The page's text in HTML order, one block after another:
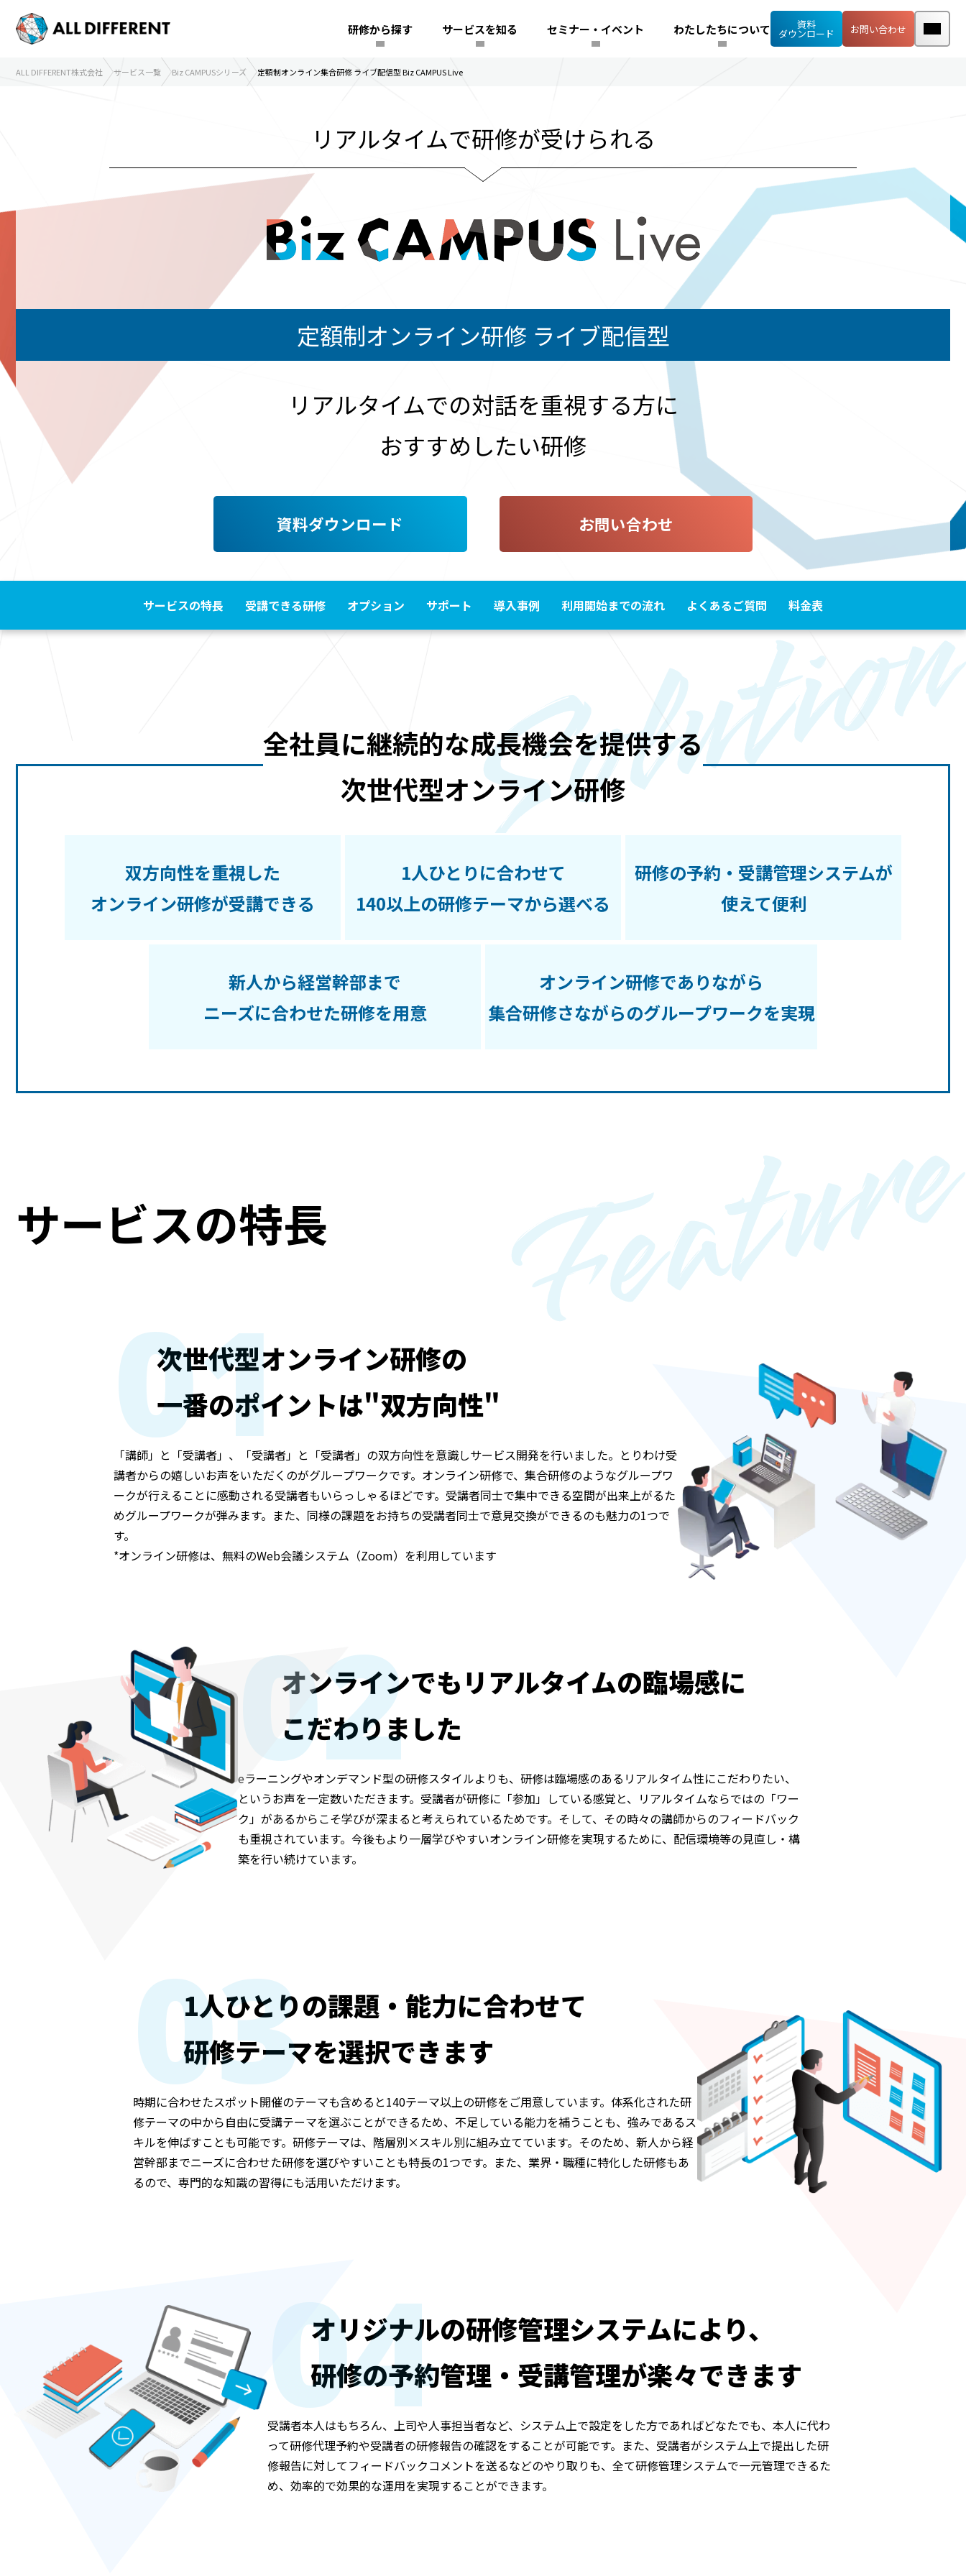
研修から探す サービスを知る セミナー・イベント わたしたちについて 資料
ダウンロード お問い合わせ
ALL DIFFERENT株式会社 サービス一覧 Biz CAMPUSシリーズ 定額制オンライン集合研修 ライブ配信型 Biz CAMPUS Live
リアルタイムで研修が受けられる
定額制オンライン研修 ライブ配信型
リアルタイムでの対話を重視する方に
おすすめしたい研修
資料ダウンロード お問い合わせ
サービスの特長 受講できる研修 オプション サポート 導入事例 利用開始までの流れ よくあるご質問 料金表
全社員に継続的な成長機会を提供する
次世代型オンライン研修
双方向性を重視した
オンライン研修が受講できる
1人ひとりに合わせて
140以上の研修テーマから選べる
研修の予約・受講管理システムが
使えて便利
新人から経営幹部まで
ニーズに合わせた研修を用意
オンライン研修でありながら
集合研修さながらのグループワークを実現
サービスの特長
01
次世代型オンライン研修の
一番のポイントは"双方向性"
「講師」と「受講者」、「受講者」と「受講者」の双方向性を意識しサービス開発を行いました。とりわけ受
講者からの嬉しいお声をいただくのがグループワークです。オンライン研修で、集合研修のようなグループワ
ークが行えることに感動される受講者もいらっしゃるほどです。受講者同士で集中できる空間が出来上がるた
めグループワークが弾みます。また、同様の課題をお持ちの受講者同士で意見交換ができるのも魅力の1つで
す。
*オンライン研修は、無料のWeb会議システム（Zoom）を利用しています
02
オンラインでもリアルタイムの臨場感に
こだわりました
eラーニングやオンデマンド型の研修スタイルよりも、研修は臨場感のあるリアルタイム性にこだわりたい、
というお声を一定数いただきます。受講者が研修に「参加」している感覚と、リアルタイムならではの「ワー
ク」があるからこそ学びが深まると考えられているためです。そして、その時々の講師からのフィードバック
も重視されています。今後もより一層学びやすいオンライン研修を実現するために、配信環境等の見直し・構
築を行い続けています。
03
1人ひとりの課題・能力に合わせて
研修テーマを選択できます
時期に合わせたスポット開催のテーマも含めると140テーマ以上の研修をご用意しています。体系化された研
修テーマの中から自由に受講テーマを選ぶことができるため、不足している能力を補うことも、強みであるス
キルを伸ばすことも可能です。研修テーマは、階層別×スキル別に組み立てています。そのため、新人から経
営幹部までニーズに合わせた研修を選びやすいことも特長の1つです。また、業界・職種に特化した研修もあ
るので、専門的な知識の習得にも活用いただけます。
04
オリジナルの研修管理システムにより、
研修の予約管理・受講管理が楽々できます
受講者本人はもちろん、上司や人事担当者など、システム上で設定をした方であればどなたでも、本人に代わ
って研修代理予約や受講者の研修報告の確認をすることが可能です。また、受講者がシステム上で提出した研
修報告に対してフィードバックコメントを送るなどのやり取りも、全て研修管理システムで一元管理できるた
め、効率的で効果的な運用を実現することができます。